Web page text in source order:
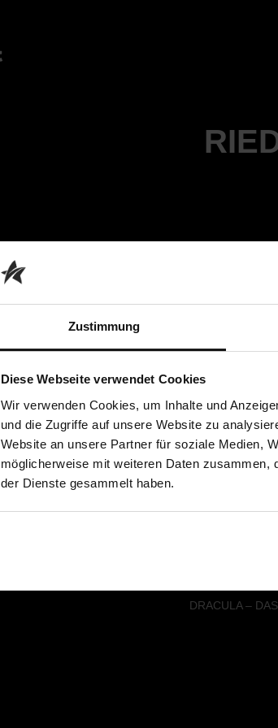
Zustimmung
Diese Webseite verwendet Cookies
Wir verwenden Cookies, um Inhalte und
und die Zugriffe auf unsere Website zu
Website an unsere Partner für soziale Medien,
möglicherweise mit weiteren Daten zusammen,
der Dienste gesammelt haben.
Alle Musicals
SISTER ACT –
MUSICAL
FACK JU
DREI
DRACULA –